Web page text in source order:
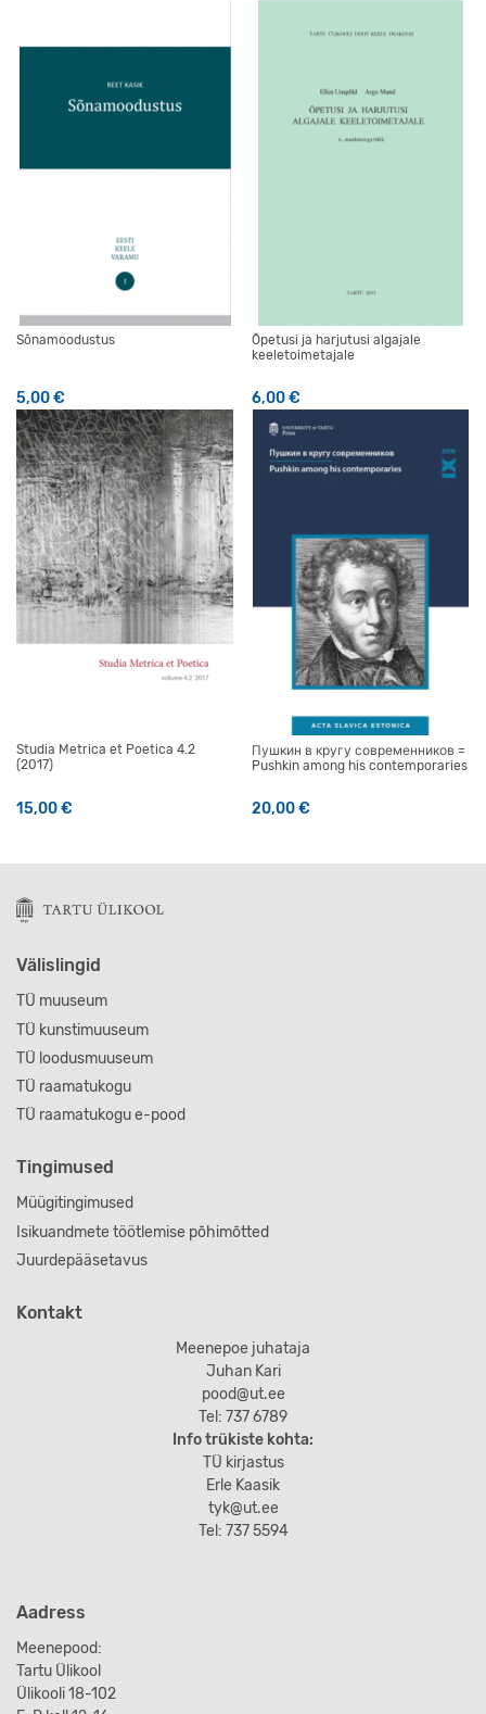
Sõnamoodustus
5,00€
Õpetusi ja harjutusi algajale
keeletoimetajale
6,00€
Studia Metrica et Poetica 4.2
(2017)
15,00€
Пушкин в кругу современников =
Pushkin among his contemporaries
20,00€
Välislingid
TÜ muuseum
TÜ kunstimuuseum
TÜ loodusmuuseum
TÜ raamatukogu
TÜ raamatukogu e-pood
Tingimused
Müügitingimused
Isikuandmete töötlemise põhimõtted
Juurdepääsetavus
Kontakt
Meenepoe juhataja
Juhan Kari
pood@ut.ee
Tel: 737 6789
Info trükiste kohta:
TÜ kirjastus
Erle Kaasik
tyk@ut.ee
Tel: 737 5594
Aadress
Meenepood:
Tartu Ülikool
Ülikooli 18-102